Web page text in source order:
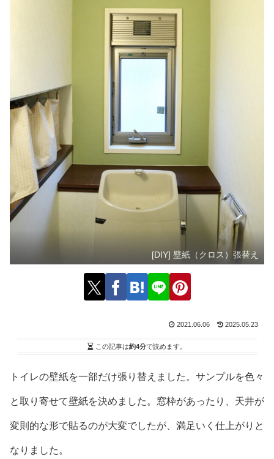
[DIY] 壁紙（クロス）張替え
2021.06.06 2025.05.23
この記事は約4分で読めます。
トイレの壁紙を一部だけ張り替えました。サンプルを色々
と取り寄せて壁紙を決めました。窓枠があったり、天井が
変則的な形で貼るのが大変でしたが、満足いく仕上がりと
なりました。